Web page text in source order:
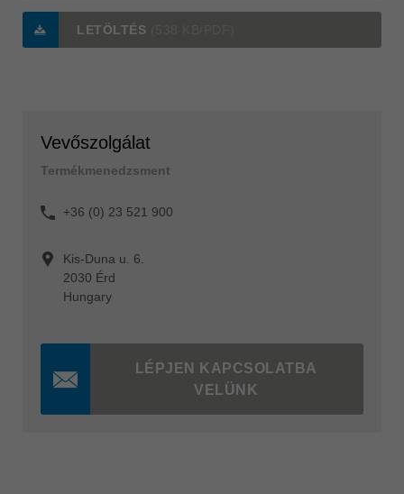
LETÖLTÉS
Vevőszolgálat
Termékmenedzsment
+36 (0) 23 521 900
Kis-Duna u. 6.
2030 Érd
Hungary
LÉPJEN KAPCSOLATBA
VELÜNK